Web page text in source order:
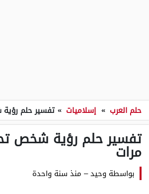
حلم العرب » إسلاميات » تفسير حلم
تفسير حلم رؤية شخص
مرات
بواسطة وحيد– منذ سنة واحدة